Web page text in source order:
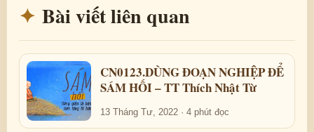
Bài viết liên quan
CN0123.DÙNG ĐOẠN NGHIỆP ĐỂ
SÁM HỐI – TT Thích Nhật Từ
13 Tháng Tư, 2022 · 4 phút đọc